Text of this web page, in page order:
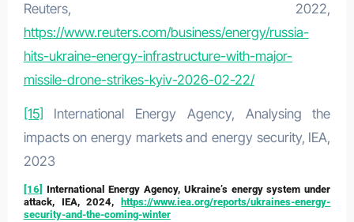
Reuters, 2022,
https://www.reuters.com/business/energy/russia-
hits-ukraine-energy-infrastructure-with-major-
missile-drone-strikes-kyiv-2026-02-22/
[15]
International Energy Agency, Analysing the
impacts on energy markets and energy security, IEA,
2023
[16] International Energy Agency, Ukraine’s energy system under
attack, IEA, 2024,
https://www.iea.org/reports/ukraines-energy-
security-and-the-coming-winter